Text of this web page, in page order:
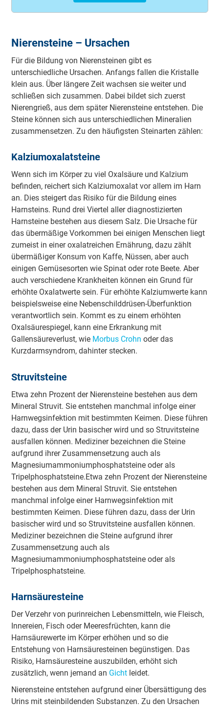
Nierensteine – Ursachen
Für die Bildung von Nierensteinen gibt es
unterschiedliche Ursachen. Anfangs fallen die Kristalle
klein aus. Über längere Zeit wachsen sie weiter und
schließen sich zusammen. Dabei bildet sich zuerst
Nierengrieß, aus dem später Nierensteine entstehen. Die
Steine können sich aus unterschiedlichen Mineralien
zusammensetzen. Zu den häufigsten Steinarten zählen:
Kalziumoxalatsteine
Wenn sich im Körper zu viel Oxalsäure und Kalzium
befinden, reichert sich Kalziumoxalat vor allem im Harn
an. Dies steigert das Risiko für die Bildung eines
Harnsteins. Rund drei Viertel aller diagnostizierten
Harnsteine bestehen aus diesem Salz. Die Ursache für
das übermäßige Vorkommen bei einigen Menschen liegt
zumeist in einer oxalatreichen Ernährung, dazu zählt
übermäßiger Konsum von Kaffe, Nüssen, aber auch
einigen Gemüsesorten wie Spinat oder rote Beete. Aber
auch verschiedene Krankheiten können ein Grund für
erhöhte Oxalatwerte sein. Für erhöhte Kalziumwerte kann
beispielsweise eine Nebenschilddrüsen-Überfunktion
verantwortlich sein. Kommt es zu einem erhöhten
Oxalsäurespiegel, kann eine Erkrankung mit
Gallensäureverlust, wie Morbus Crohn oder das
Kurzdarmsyndrom, dahinter stecken.
Struvitsteine
Etwa zehn Prozent der Nierensteine bestehen aus dem
Mineral Struvit. Sie entstehen manchmal infolge einer
Harnwegsinfektion mit bestimmten Keimen. Diese führen
dazu, dass der Urin basischer wird und so Struvitsteine
ausfallen können. Mediziner bezeichnen die Steine
aufgrund ihrer Zusammensetzung auch als
Magnesiumammoniumphosphatsteine oder als
Tripelphosphatsteine.Etwa zehn Prozent der Nierensteine
bestehen aus dem Mineral Struvit. Sie entstehen
manchmal infolge einer Harnwegsinfektion mit
bestimmten Keimen. Diese führen dazu, dass der Urin
basischer wird und so Struvitsteine ausfallen können.
Mediziner bezeichnen die Steine aufgrund ihrer
Zusammensetzung auch als
Magnesiumammoniumphosphatsteine oder als
Tripelphosphatsteine.
Harnsäuresteine
Der Verzehr von purinreichen Lebensmitteln, wie Fleisch,
Innereien, Fisch oder Meeresfrüchten, kann die
Harnsäurewerte im Körper erhöhen und so die
Entstehung von Harnsäuresteinen begünstigen. Das
Risiko, Harnsäuresteine auszubilden, erhöht sich
zusätzlich, wenn jemand an Gichtleidet.
Nierensteine entstehen aufgrund einer Übersättigung des
Urins mit steinbildenden Substanzen. Zu den Ursachen